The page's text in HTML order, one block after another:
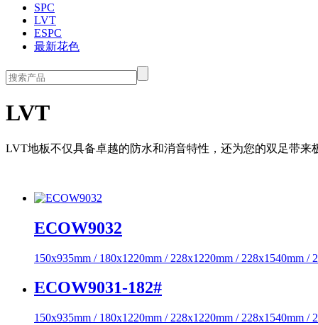
SPC
LVT
ESPC
最新花色
LVT
LVT地板不仅具备卓越的防水和消音特性，还为您的双足带
ECOW9032
150x935mm / 180x1220mm / 228x1220mm / 228x1540mm /
ECOW9031-182#
150x935mm / 180x1220mm / 228x1220mm / 228x1540mm /